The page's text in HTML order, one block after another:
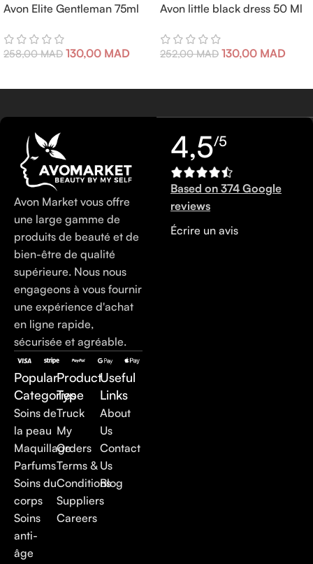
Avon Elite Gentleman 75ml
258,00MAD 130,00 MAD
Avon little black dress 50 Ml
252,00MAD 130,00 MAD
Avon Market vous offre
une large gamme de
produits de beauté et de
bien-être de qualité
supérieure. Nous nous
engageons à vous fournir
une expérience d'achat
en ligne rapide,
sécurisée et agréable.
Popular
Categories
Soins de
la peau
Maquillage
Parfums
Soins du
corps
Soins
anti-
âge
Product
Type
Truck
My
Orders
Terms &
Conditions
Suppliers
Careers
Useful
Links
About
Us
Contact
Us
Blog
4,5/5
Based on 374 Google
reviews
Écrire un avis